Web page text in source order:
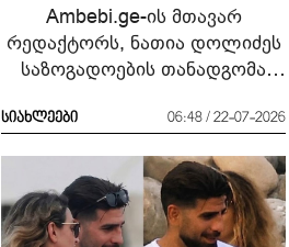
Ambebi.ge-ის მთავარ
რედაქტორს, ნათია დოლიძეს
საზოგადოების თანადგომა
სიახლეები 06:48 / 22-07-2026